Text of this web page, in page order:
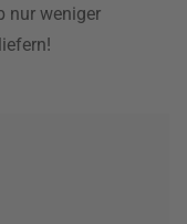
nur weniger